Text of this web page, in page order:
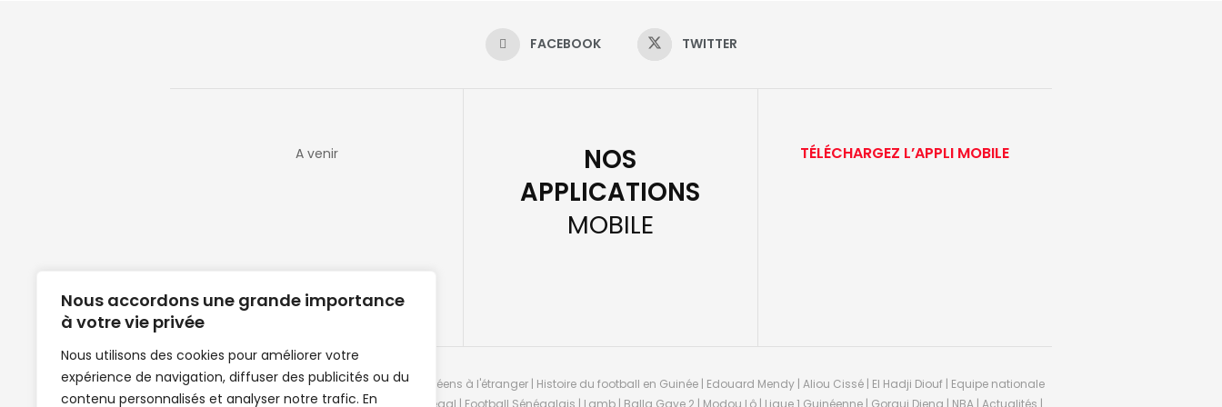
Nous accordons une grande importance
à votre vie privée
Nous utilisons des cookies pour améliorer votre
expérience de navigation, diffuser des publicités ou du
contenu personnalisés et analyser notre trafic. En
FACEBOOK TWITTER
A venir
NOS
APPLICATIONS
MOBILE
TÉLÉCHARGEZ L’APPLI MOBILE
Clubs de football en Guinée | Footballeurs guinéens à l'étranger | Histoire du football en Guinée | Edouard Mendy | Aliou Cissé | El Hadji Diouf | Equipe nationale